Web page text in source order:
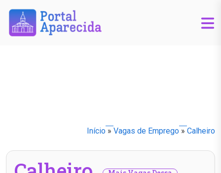
Início » Vagas de Emprego » Calheiro